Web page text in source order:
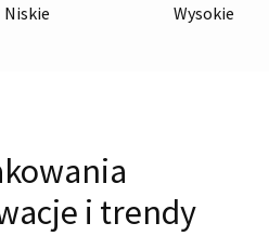
Niskie Wysokie
i trendy